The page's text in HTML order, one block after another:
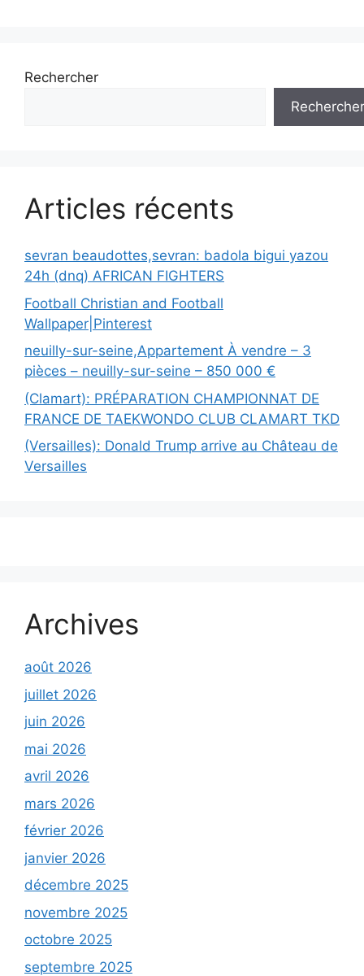
Rechercher
Rechercher
Articles récents
sevran beaudottes,sevran: badola bigui yazou
24h (dnq) AFRICAN FIGHTERS
Football Christian and Football
Wallpaper|Pinterest
neuilly-sur-seine,Appartement À vendre – 3
pièces – neuilly-sur-seine – 850 000 €
(Clamart): PRÉPARATION CHAMPIONNAT DE
FRANCE DE TAEKWONDO CLUB CLAMART TKD
(Versailles): Donald Trump arrive au Château de
Versailles
Archives
août 2026
juillet 2026
juin 2026
mai 2026
avril 2026
mars 2026
février 2026
janvier 2026
décembre 2025
novembre 2025
octobre 2025
septembre 2025